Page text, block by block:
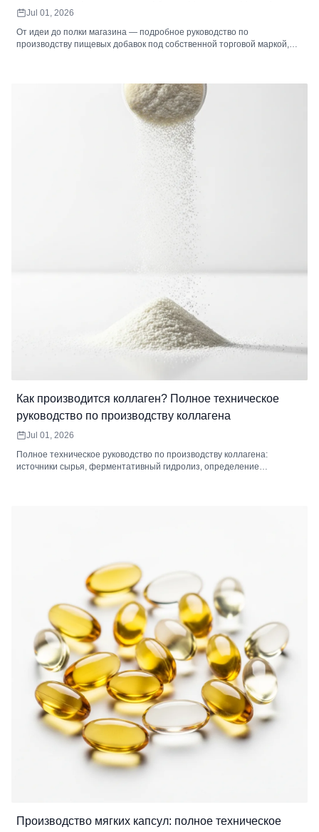
бренда
Jul 01, 2026
От идеи до полки магазина — подробное руководство по
производству пищевых добавок под собственной торговой маркой,
производителя пищевых добавок под частной торговой маркой.
Как производится коллаген? Полное техническое
руководство по производству коллагена
Jul 01, 2026
Полное техническое руководство по производству коллагена:
источники сырья, ферментативный гидролиз, определение
Производство мягких капсул: полное техническое